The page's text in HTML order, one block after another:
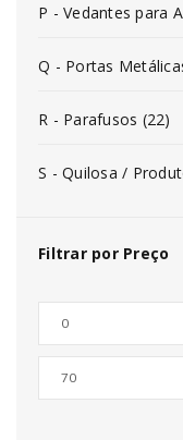
P - Vedantes para
Q - Portas
R - Parafusos (22)
S - Quilosa /
Filtrar por Preço